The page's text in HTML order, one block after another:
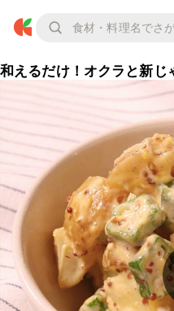
和えるだけ！オクラと新じ